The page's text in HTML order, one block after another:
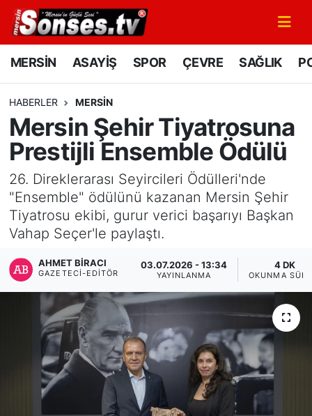
MERSİN ASAYİŞ SPOR ÇEVRE SAĞLIK
HABERLER MERSİN
Mersin Şehir Tiyatrosuna
Prestijli Ensemble Ödülü
26. Direklerarası Seyircileri Ödülleri'nde
"Ensemble" ödülünü kazanan Mersin Şehir
Tiyatrosu ekibi, gurur verici başarıyı Başkan
Vahap Seçer'le paylaştı.
AHMET BIRACI
GAZETECI-EDITÖR
03.07.2026 - 13:34
YAYINLANMA
4 DK
OKUNMA
MERSİN
SPOR
GÜNÜN MANŞETİ
DÜNYA
KÜLTÜR - SANAT
MAGAZİN
SAĞLIK
Siyaset
YEREL HABER
Haberde insan
Mersin Nöbetçi Eczaneler
Mersin Namaz Vakitleri
Mersin Trafik Yoğunluk Haritası
Süper Lig Puan Durumu ve Fikstür
Tüm Manşetler
Son Dakika Haberleri
Haber Arşivi